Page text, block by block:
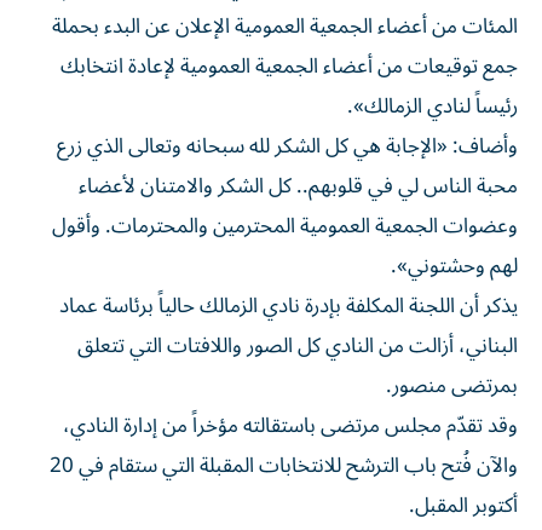
المئات من أعضاء الجمعية العمومية الإعلان عن البدء بحملة
جمع توقيعات من أعضاء الجمعية العمومية لإعادة انتخابك
رئيساً لنادي الزمالك».
وأضاف: «الإجابة هي كل الشكر لله سبحانه وتعالى الذي زرع
محبة الناس لي في قلوبهم.. كل الشكر والامتنان لأعضاء
وعضوات الجمعية العمومية المحترمين والمحترمات. وأقول
لهم وحشتوني».
يذكر أن اللجنة المكلفة بإدرة نادي الزمالك حالياً برئاسة عماد
البناني، أزالت من النادي كل الصور واللافتات التي تتعلق
بمرتضى منصور.
وقد تقدّم مجلس مرتضى باستقالته مؤخراً من إدارة النادي،
والآن فُتح باب الترشح للانتخابات المقبلة التي ستقام في 20
أكتوبر المقبل.